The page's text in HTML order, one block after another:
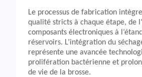
Le processus de fabrication
qualité stricts à chaque étape, de
composants électroniques à
réservoirs. L’intégration du
représente une avancée
prolifération bactérienne et
de vie de la brosse.